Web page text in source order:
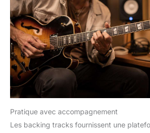
Pratique avec accompagnement
Les backing tracks fournissent une